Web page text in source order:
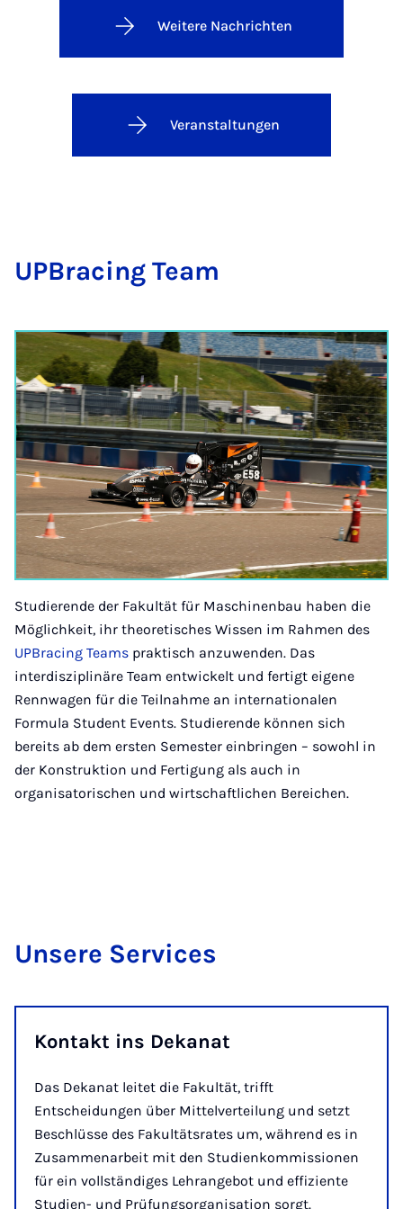
Weitere Nachrichten
Veranstaltungen
UP­Bra­cing Team
Studierende der Fakultät für Maschinenbau haben die
Möglichkeit, ihr theoretisches Wissen im Rahmen des
UPBracing Teams praktisch anzuwenden. Das
interdisziplinäre Team entwickelt und fertigt eigene
Rennwagen für die Teilnahme an internationalen
Formula Student Events. Studierende können sich
bereits ab dem ersten Semester einbringen – sowohl in
der Konstruktion und Fertigung als auch in
organisatorischen und wirtschaftlichen Bereichen.
Un­se­re Ser­vices
Kontakt ins Dekanat
Das Dekanat leitet die Fakultät, trifft
Entscheidungen über Mittelverteilung und setzt
Beschlüsse des Fakultätsrates um, während es in
Zusammenarbeit mit den Studienkommissionen
für ein vollständiges Lehrangebot und effiziente
Studien- und Prüfungsorganisation sorgt.